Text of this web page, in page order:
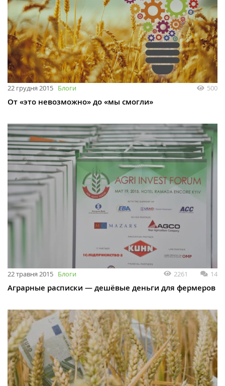
22 грудня 2015 Блоги 500
От «это невозможно» до «мы смогли»
22 травня 2015 Блоги 2261 14
Аграрные расписки — дешёвые деньги для фермеров